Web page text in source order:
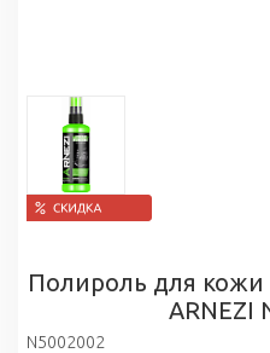
Полироль для
ARNEZI
N5002002